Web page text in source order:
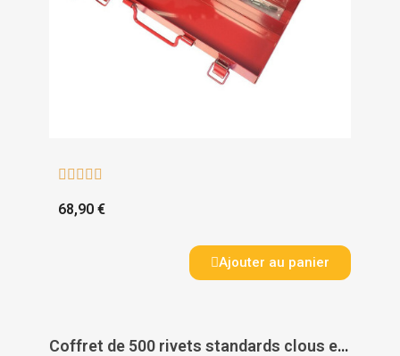
    
68,90 €
Ajouter au panier
Coffret de 500 rivets standards clous et têtes inox A2 têtes rondes et extra larges - DEGOMETAL